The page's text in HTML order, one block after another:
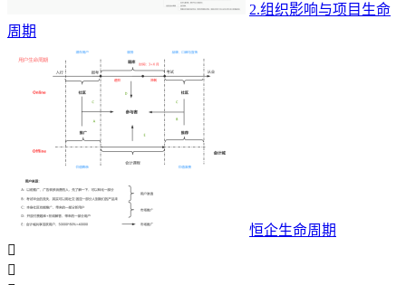
2.组织影响与项目生命
周期
恒企生命周期

